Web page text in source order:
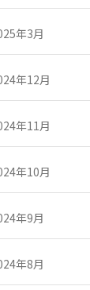
年3月
年12月
年11月
年10月
年9月
年8月